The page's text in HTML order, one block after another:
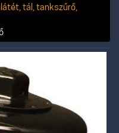
tál, tankszűrő,